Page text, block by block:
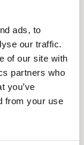
ads, to
our traffic.
of our site with
partners who
you’ve
from your use
fraîches,
pour
cette veste
face
et vous
d'une finition
!
avec un